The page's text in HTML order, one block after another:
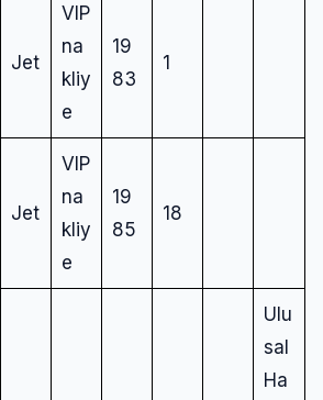
Jet
VIP
na
kliy
e
19
83
1
Jet
VIP
na
kliy
e
19
85
18
Ulu
sal
Ha